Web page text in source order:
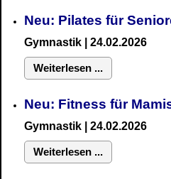
Neu: Pilates für
Gymnastik | 24.02.2026
Weiterlesen ...
Neu: Fitness für
Gymnastik | 24.02.2026
Weiterlesen ...